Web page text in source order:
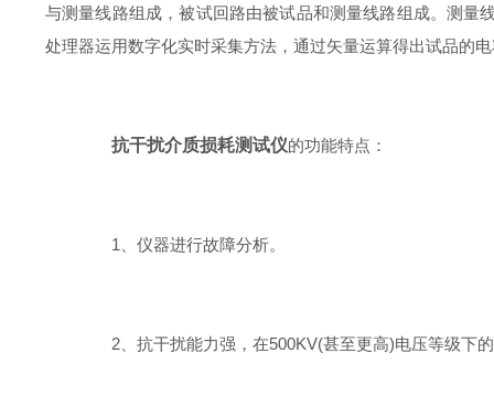
与测量线路组成，被试回路由被试品和测量线路组成。测量
处理器运用数字化实时采集方法，通过矢量运算得出试品的
抗干扰介质损耗测试仪的功能特点：
1、仪器进行故障分析。
2、抗干扰能力强，在500KV(甚至更高)电压等级下的